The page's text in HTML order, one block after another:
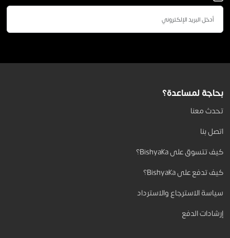
بحاجة لمساعدة؟
تحدث معنا
اتصل بنا
كيف تتسوق على Bishyaka؟
كيف تدفع على Bishyaka؟
سياسة الاسترجاع والاسترداد
إرشادات الدفع